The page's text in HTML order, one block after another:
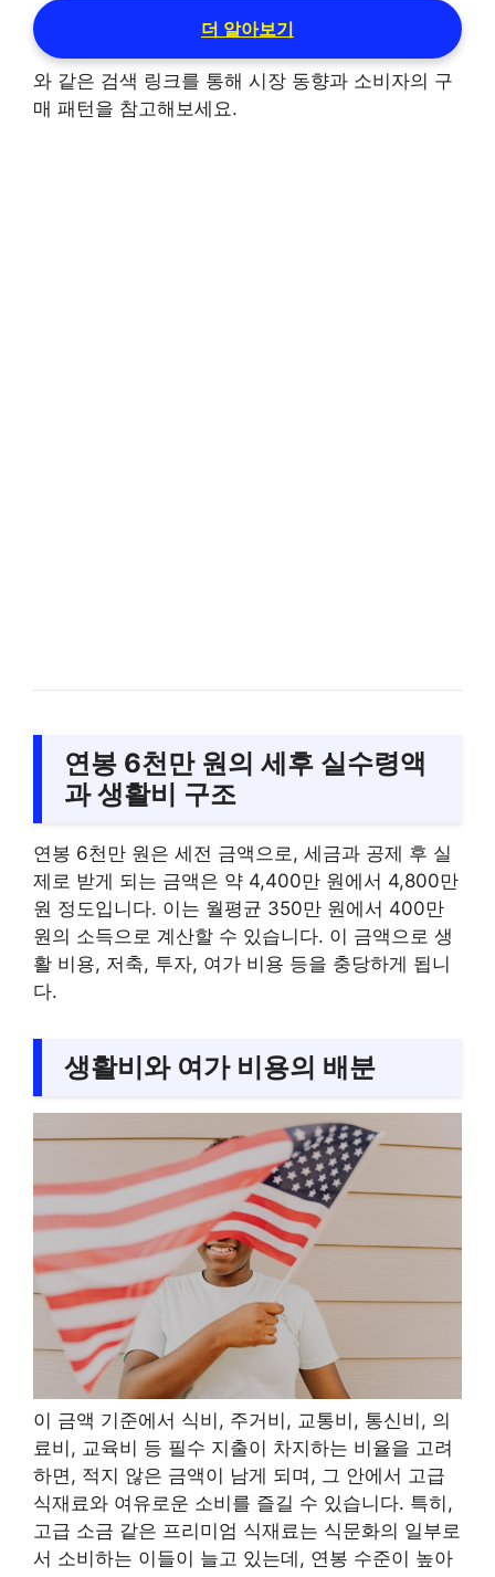
더 알아보기
와 같은 검색 링크를 통해 시장 동향과 소비자의 구
매 패턴을 참고해보세요.
연봉 6천만 원의 세후 실수령액
과 생활비 구조
연봉 6천만 원은 세전 금액으로, 세금과 공제 후 실
제로 받게 되는 금액은 약 4,400만 원에서 4,800만
원 정도입니다. 이는 월평균 350만 원에서 400만
원의 소득으로 계산할 수 있습니다. 이 금액으로 생
활 비용, 저축, 투자, 여가 비용 등을 충당하게 됩니
다.
생활비와 여가 비용의 배분
이 금액 기준에서 식비, 주거비, 교통비, 통신비, 의
료비, 교육비 등 필수 지출이 차지하는 비율을 고려
하면, 적지 않은 금액이 남게 되며, 그 안에서 고급
식재료와 여유로운 소비를 즐길 수 있습니다. 특히,
고급 소금 같은 프리미엄 식재료는 식문화의 일부로
서 소비하는 이들이 늘고 있는데, 연봉 수준이 높아